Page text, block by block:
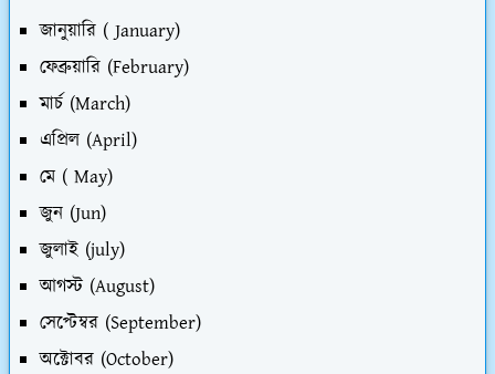
জানুয়ারি ( January)
ফেব্রুয়ারি (February)
মার্চ (March)
এপ্রিল (April)
মে ( May)
জুন (Jun)
জুলাই (july)
আগস্ট (August)
সেপ্টেম্বর (September)
অক্টোবর (October)